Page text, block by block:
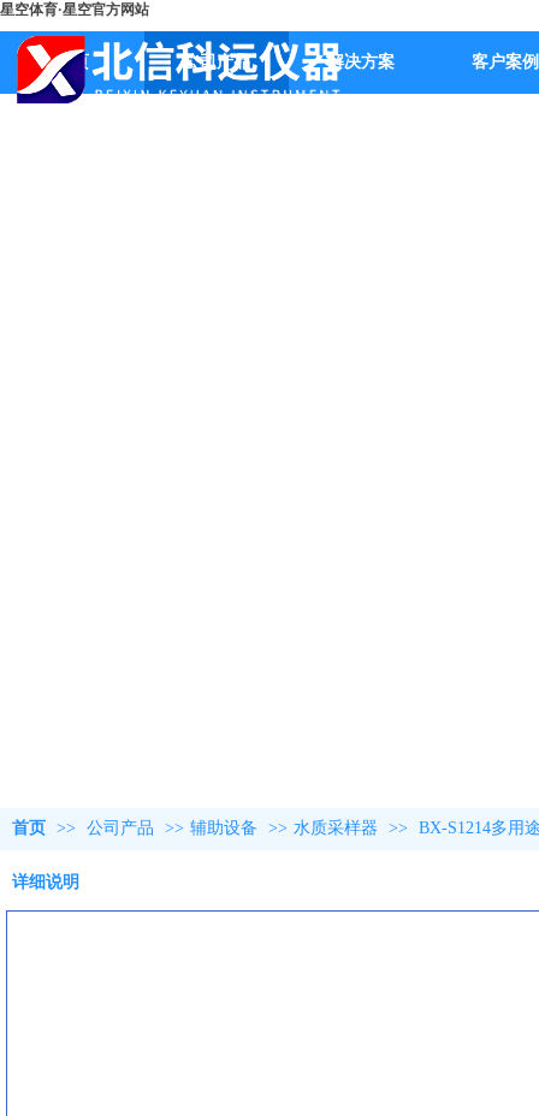
星空体育·星空官方网站
首页 公司产品 解决方案 客户案例
首页 >> 公司产品 >> 辅助设备 >> 水质采样器 >> BX-S1214多用
详细说明